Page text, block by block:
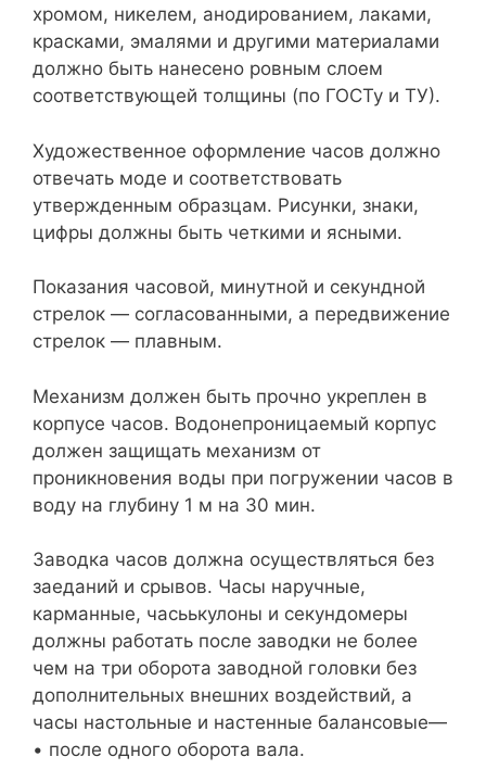
хромом, никелем, анодированием, лаками,
красками, эмалями и другими материалами
должно быть нанесено ровным слоем
соответствующей толщины (по ГОСТу и ТУ).
Художественное оформление часов должно
отвечать моде и соответствовать
утвержденным образцам. Рисунки, знаки,
цифры должны быть четкими и ясными.
Показания часовой, минутной и секундной
стрелок — согласованными, а передвижение
стрелок — плавным.
Механизм должен быть прочно укреплен в
корпусе часов. Водонепроницаемый корпус
должен защищать механизм от
проникновения воды при погружении часов в
воду на глубину 1 м на 30 мин.
Заводка часов должна осуществляться без
заеданий и срывов. Часы наручные,
карманные, часьькулоны и секундомеры
должны работать после заводки не более
чем на три оборота заводной головки без
дополнительных внешних воздействий, а
часы настольные и настенные балансовые—
• после одного оборота вала.